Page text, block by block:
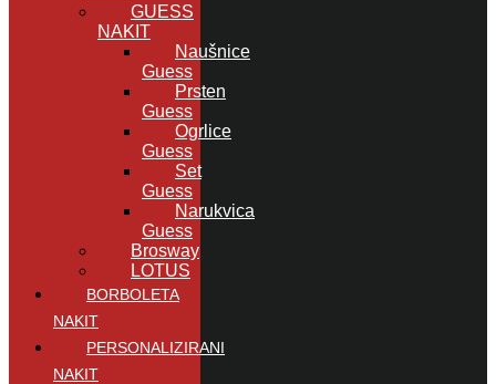
GUESS
NAKIT
Naušnice
Guess
Prsten
Guess
Ogrlice
Guess
Set
Guess
Narukvica
Guess
Brosway
LOTUS
BORBOLETA
NAKIT
PERSONALIZIRANI
NAKIT